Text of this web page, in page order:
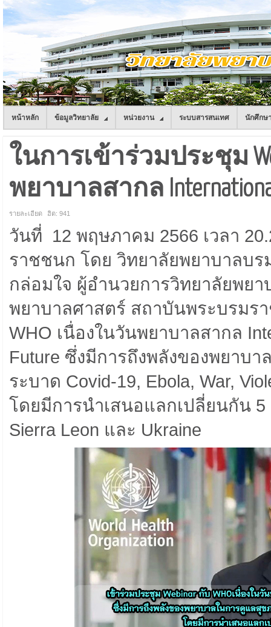
หน้าหลัก ข้อมูลวิทยาลัย หน่วยงาน ระบบสารสนเทศ นักศึกษ
ในการเข้าร่วมประชุม
พยาบาลสากล International
รายละเอียด ฮิต: 941
วันที่ 12 พฤษภาคม 2566 เวลา
ราชชนก โดย วิทยาลัยพยาบาลบ
กล่อมใจ ผู้อำนวยการวิทยาลัยพ
พยาบาลศาสตร์ สถาบันพระบรมร
WHO เนื่องในวันพยาบาลสากล
Future ซึ่งมีการถึงพลังของพยาบ
ระบาด Covid-19, Ebola, War,
โดยมีการนำเสนอแลกเปลี่ยนกัน 5
Sierra Leon และ Ukraine